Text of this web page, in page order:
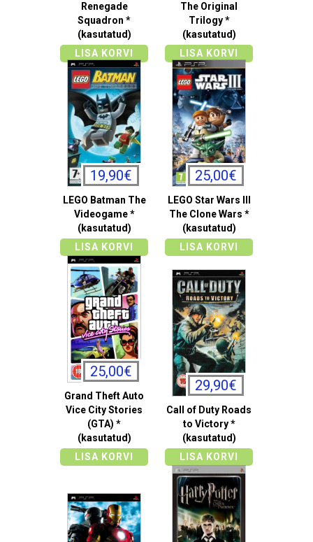
Renegade
Squadron *
(kasutatud)
LISA KORVI
The Original
Trilogy *
(kasutatud)
LISA KORVI
19,90€
LEGO Batman The
Videogame *
(kasutatud)
LISA KORVI
25,00€
LEGO Star Wars III
The Clone Wars *
(kasutatud)
LISA KORVI
25,00€
Grand Theft Auto
Vice City Stories
(GTA) *
(kasutatud)
LISA KORVI
29,90€
Call of Duty Roads
to Victory *
(kasutatud)
LISA KORVI